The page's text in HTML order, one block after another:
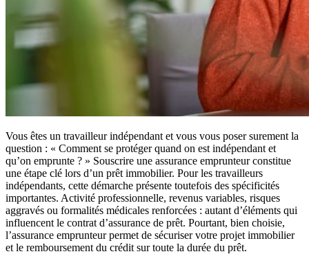
Vous êtes un travailleur indépendant et vous vous poser surement la
question : « Comment se protéger quand on est indépendant et
qu’on emprunte ? » Souscrire une assurance emprunteur constitue
une étape clé lors d’un prêt immobilier. Pour les travailleurs
indépendants, cette démarche présente toutefois des spécificités
importantes. Activité professionnelle, revenus variables, risques
aggravés ou formalités médicales renforcées : autant d’éléments qui
influencent le contrat d’assurance de prêt. Pourtant, bien choisie,
l’assurance emprunteur permet de sécuriser votre projet immobilier
et le remboursement du crédit sur toute la durée du prêt.